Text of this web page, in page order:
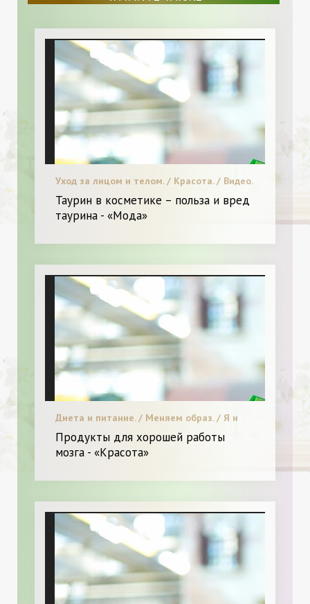
Уход за лицом и телом. / Красота. / Видео.
/ Я и Мода. / Новинки.
Таурин в косметике – польза и вред
таурина - «Мода»
Диета и питание. / Меняем образ. / Я и
Продукты для хорошей работы
мозга - «Красота»